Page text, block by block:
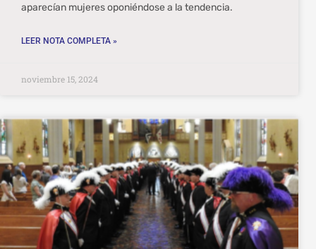
aparecían mujeres oponiéndose a la tendencia.
LEER NOTA COMPLETA »
noviembre 15, 2024